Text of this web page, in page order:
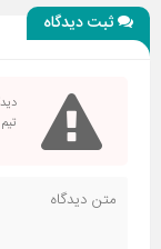
ثبت دیدگاه